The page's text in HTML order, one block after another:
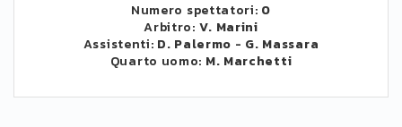
Numero spettatori: 0
Arbitro: V. Marini
Assistenti: D. Palermo - G. Massara
Quarto uomo: M. Marchetti